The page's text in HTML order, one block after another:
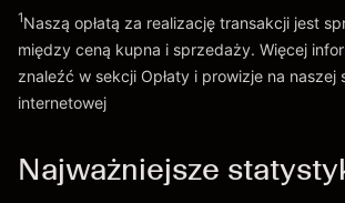
Idź do platformy
Opłaty i Prowizje
1Naszą opłatą za realizację transakcji jest
między ceną kupna i sprzedaży. Więcej
znaleźć w sekcji Opłaty i prowizje na naszej
internetowej
Najważniejsze